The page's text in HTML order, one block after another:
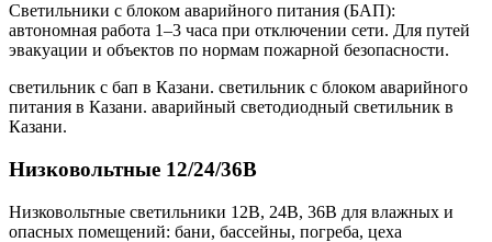
Светильники с блоком аварийного питания (БАП):
автономная работа 1–3 часа при отключении сети. Для путей
эвакуации и объектов по нормам пожарной безопасности.
светильник с бап в Казани. светильник с блоком аварийного
питания в Казани. аварийный светодиодный светильник в
Казани.
Низковольтные 12/24/36В
Низковольтные светильники 12В, 24В, 36В для влажных и
опасных помещений: бани, бассейны, погреба, цеха